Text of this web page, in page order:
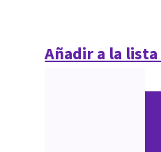
Añadir a la lista